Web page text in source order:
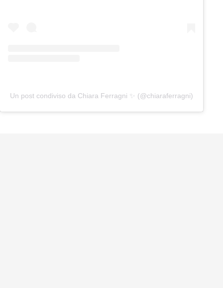
Un post condiviso da Chiara Ferragni ✨ (@chiaraferragni)